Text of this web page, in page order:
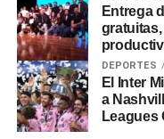
veces a River y nunca
marcaba dos victorias
empate en un
penales.
La primera vez que
Entrega
DEPORTES
El Inter
a
Leagues